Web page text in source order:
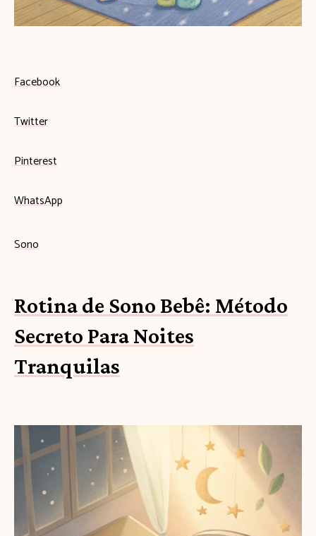
Facebook
Twitter
Pinterest
WhatsApp
Sono
Rotina de Sono Bebê: Método
Secreto Para Noites
Tranquilas